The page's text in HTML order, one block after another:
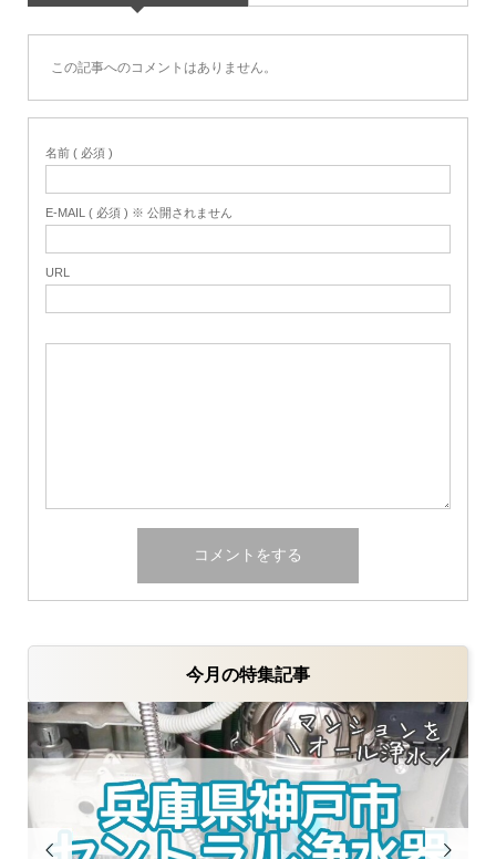
この記事へのコメントはありません。
名前 ( 必須 )
E-MAIL ( 必須 ) ※ 公開されません
URL
今月の特集記事
 